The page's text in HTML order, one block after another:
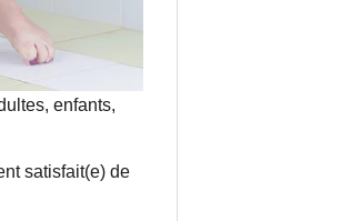
enfants,
satisfait(e) de